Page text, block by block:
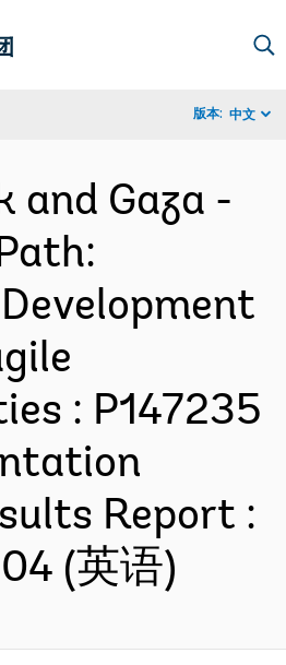
版本: 中文
and Gaza -
: P147235
Report :
(英语)